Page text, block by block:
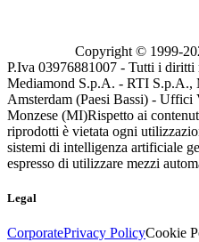
Copyright © 1999-
P.Iva 03976881007 - Tutti i diritti
Mediamond S.p.A. - RTI S.p.A.,
Amsterdam (Paesi Bassi) -
Monzese (MI)Rispetto ai
riprodotti è vietata ogni
sistemi di intelligenza artificiale
espresso di utilizzare mezzi
Legal
CorporatePrivacy PolicyCookie